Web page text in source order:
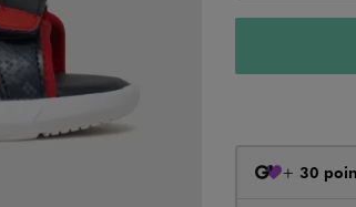
+ 30